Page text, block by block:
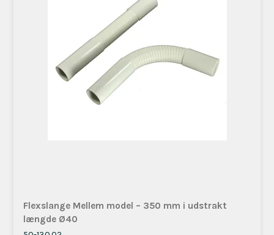
Flexslange Mellem model – 350 mm i udstrakt
længde Ø40